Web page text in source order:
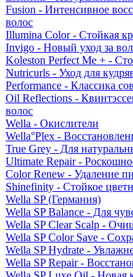
Fusion - Интенсивное
волос
Illumina Color - Стойкая
Invigo - Новый уход за
Koleston Perfect Me + -
Nutricurls - Уход для
Performance - Классика
Oil Reflections -
волос
Wella - Окислители
Wella°Plex -
True Grey - Для
Ultimate Repair -
Color Renew - Удаление
Shinefinity - Стойкое
Wella SP (Германия)
Wella SP Balance - Для
Wella SP Clear Scalp -
Wella SP Color Save -
Wella SP Hydrate -
Wella SP Repair -